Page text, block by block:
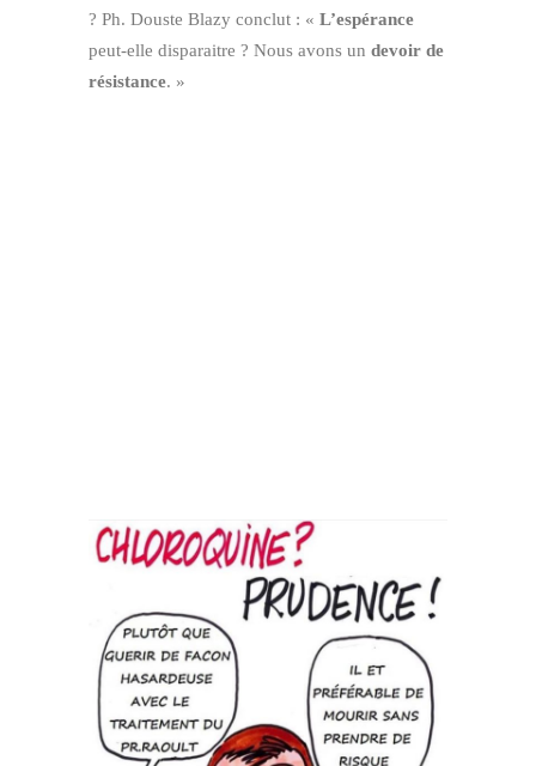
? Ph. Douste Blazy conclut : « L’espérance
peut-elle disparaitre ? Nous avons un devoir de
résistance. »